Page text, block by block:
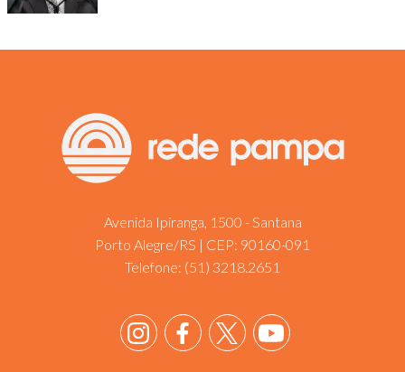
Avenida Ipiranga, 1500 - Santana
Porto Alegre/RS | CEP: 90160-091
Telefone: (51) 3218.2651